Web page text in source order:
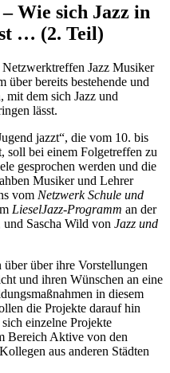
Wie sich Jazz in
… (2. Teil)
Jazz Musiker
über bereits bestehende und
mit dem sich Jazz und
lässt.
jazzt“, die vom 10. bis
soll bei einem Folgetreffen zu
gesprochen werden und die
Musiker und Lehrer
vom Netzwerk Schule und
LieselJazz-Programm an der
Sascha Wild von Jazz und
über ihre Vorstellungen
und ihren Wünschen an eine
in diesem
die Projekte darauf hin
einzelne Projekte
Bereich Aktive von den
aus anderen Städten